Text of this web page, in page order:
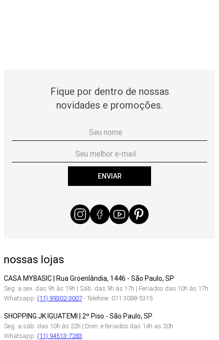
Fique por dentro de nossas
novidades e promoções.
ENVIAR
nossas lojas
CASA MYBASIC | Rua Groenlândia, 1446 - São Paulo, SP
Seg. a sex. das 9h às 19h | Sáb. das 9h às 17h | Feriados das 10h às 17h
Whatsapp: (11) 99302-3007- Telefone: 011 3088-5315
SHOPPING JK IGUATEMI | 2º Piso - São Paulo, SP
Seg. a sáb. das 10h às 22h | Dom. e feriados das 14h as 20h
Whatsapp: (11) 94513-7283